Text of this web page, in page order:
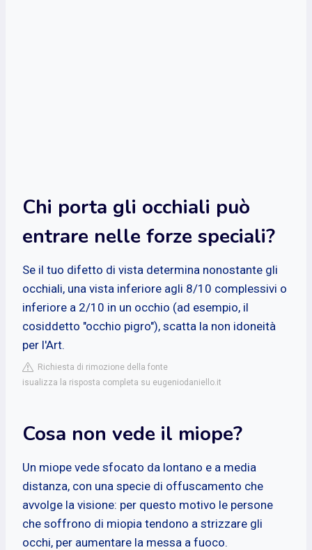
Chi porta gli occhiali può
entrare nelle forze speciali?
Se il tuo difetto di vista determina nonostante gli
occhiali, una vista inferiore agli 8/10 complessivi o
inferiore a 2/10 in un occhio (ad esempio, il
cosiddetto "occhio pigro"), scatta la non idoneità
per l'Art.
Richiesta di rimozione della fonte
isualizza la risposta completa su eugeniodaniello.it
Cosa non vede il miope?
Un miope vede sfocato da lontano e a media
distanza, con una specie di offuscamento che
avvolge la visione: per questo motivo le persone
che soffrono di miopia tendono a strizzare gli
occhi, per aumentare la messa a fuoco.